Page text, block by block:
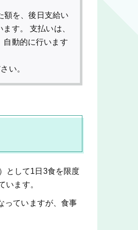
額を、後日支給い
す。 支払いは、
自動的に行います
い。
として1日3食を限度
います。
っていますが、食事